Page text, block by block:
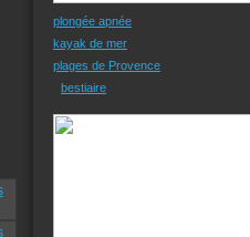
plongée apnée
kayak de mer
plages de Provence
bestiaire